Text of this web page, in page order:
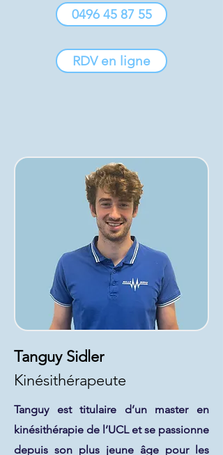
0496 45 87 55
RDV en ligne
Tanguy est titulaire d’un master en
kinésithérapie de l’UCL et se passionne
depuis son plus jeune âge pour les
Tanguy Sidler
Kinésithérapeute